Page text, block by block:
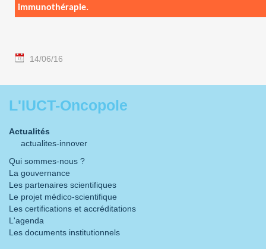
immunothérapie.
14/06/16
L'IUCT-Oncopole
Actualités
actualites-innover
Qui sommes-nous ?
La gouvernance
Les partenaires scientifiques
Le projet médico-scientifique
Les certifications et accréditations
L'agenda
Les documents institutionnels